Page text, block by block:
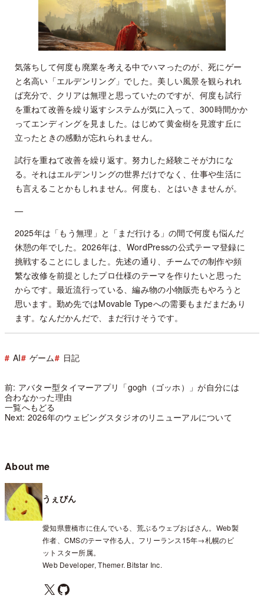
気落ちして何度も廃業を考える中でハマったのが、死にゲー
と名高い「エルデンリング」でした。美しい風景を観られれ
ば充分で、クリアは無理と思っていたのですが、何度も試行
を重ねて改善を繰り返すシステムが気に入って、300時間かか
ってエンディングを見ました。はじめて黄金樹を見渡す丘に
立ったときの感動が忘れられません。
試行を重ねて改善を繰り返す。努力した経験こそが力にな
る。それはエルデンリングの世界だけでなく、仕事や生活に
も言えることかもしれません。何度も、とはいきませんが。
—
2025年は「もう無理」と「まだ行ける」の間で何度も悩んだ
休憩の年でした。2026年は、WordPressの公式テーマ登録に
挑戦することにしました。先述の通り、チームでの制作や頻
繁な改修を前提としたプロ仕様のテーマを作りたいと思った
からです。最近流行っている、編み物の小物販売もやろうと
思います。勤め先ではMovable Typeへの需要もまだまだあり
ます。なんだかんだで、まだ行けそうです。
AI ゲーム 日記
前: アバター型タイマーアプリ「gogh（ゴッホ）」が自分には
合わなかった理由
一覧へもどる
Next: 2026年のウェビングスタジオのリニューアルについて
About me
うぇびん
愛知県豊橋市に住んでいる、荒ぶるウェブおばさん。Web製
作者、CMSのテーマ作る人。フリーランス15年→札幌のビ
ットスター所属。
Web Developer, Themer. Bitstar Inc.
X GitHub